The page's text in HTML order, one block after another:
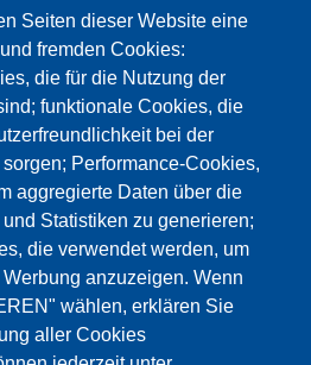
Seiten dieser Website eine
fremden Cookies:
die für die Nutzung der
funktionale Cookies, die
bei der
Performance-Cookies,
aggregierte Daten über die
Statistiken zu generieren;
die verwendet werden, um
anzuzeigen. Wenn
wählen, erklären Sie
aller Cookies
info@testing.de
da die Google Maps
akzeptiert wurden.
MAPS COOKIES